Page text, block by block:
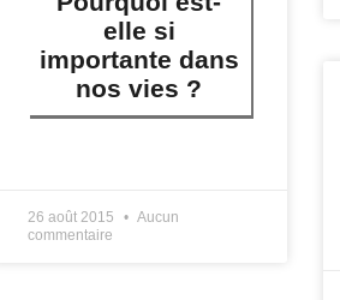
elle si
importante dans
nos vies ?
26 août 2015
Aucun
commentaire